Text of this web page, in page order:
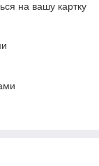
на вашу картку